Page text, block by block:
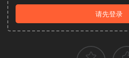
请先登录